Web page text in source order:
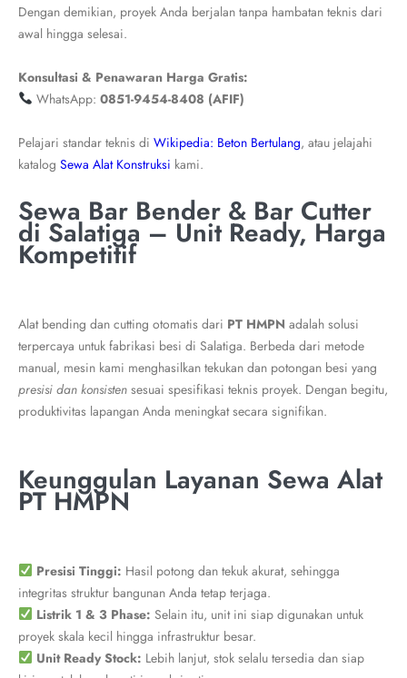
Dengan demikian, proyek Anda berjalan tanpa hambatan teknis dari
awal hingga selesai.
Konsultasi & Penawaran Harga Gratis:
WhatsApp: 0851-9454-8408 (AFIF)
Pelajari standar teknis di Wikipedia: Beton Bertulang, atau jelajahi
katalog Sewa Alat Konstruksi kami.
Sewa Bar Bender & Bar Cutter
di Salatiga – Unit Ready, Harga
Kompetitif
Alat bending dan cutting otomatis dari PT HMPN adalah solusi
terpercaya untuk fabrikasi besi di Salatiga. Berbeda dari metode
manual, mesin kami menghasilkan tekukan dan potongan besi yang
presisi dan konsisten sesuai spesifikasi teknis proyek. Dengan begitu,
produktivitas lapangan Anda meningkat secara signifikan.
Keunggulan Layanan Sewa Alat
PT HMPN
Presisi Tinggi: Hasil potong dan tekuk akurat, sehingga
integritas struktur bangunan Anda tetap terjaga.
Listrik 1 & 3 Phase: Selain itu, unit ini siap digunakan untuk
proyek skala kecil hingga infrastruktur besar.
Unit Ready Stock: Lebih lanjut, stok selalu tersedia dan siap